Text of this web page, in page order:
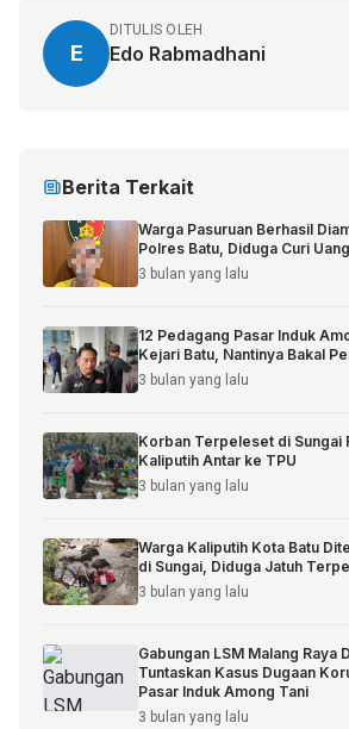
E
DITULIS OLEH
Edo Rabmadhani
Berita Terkait
Warga Pasuruan Berhasil
Polres Batu, Diduga Curi
3 bulan yang lalu
12 Pedagang Pasar Induk
Kejari Batu, Nantinya Bakal
3 bulan yang lalu
Korban Terpeleset di Sungai
Kaliputih Antar ke TPU
3 bulan yang lalu
Warga Kaliputih Kota Batu
di Sungai, Diduga Jatuh
3 bulan yang lalu
Gabungan LSM Malang Raya
Tuntaskan Kasus Dugaan
Pasar Induk Among Tani
3 bulan yang lalu